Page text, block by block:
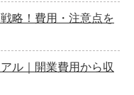
略！費用・注意点を
ル｜開業費用から収